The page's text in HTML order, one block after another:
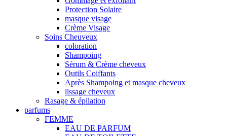
Protection Solaire
masque visage
Crème Visage
Soins Cheuveux
coloration
Shampoing
Sérum & Crème cheveux
Outils Coiffants
Après Shampoing et masque cheveux
lissage cheveux
Rasage & épilation
parfums
FEMME
EAU DE PARFUM